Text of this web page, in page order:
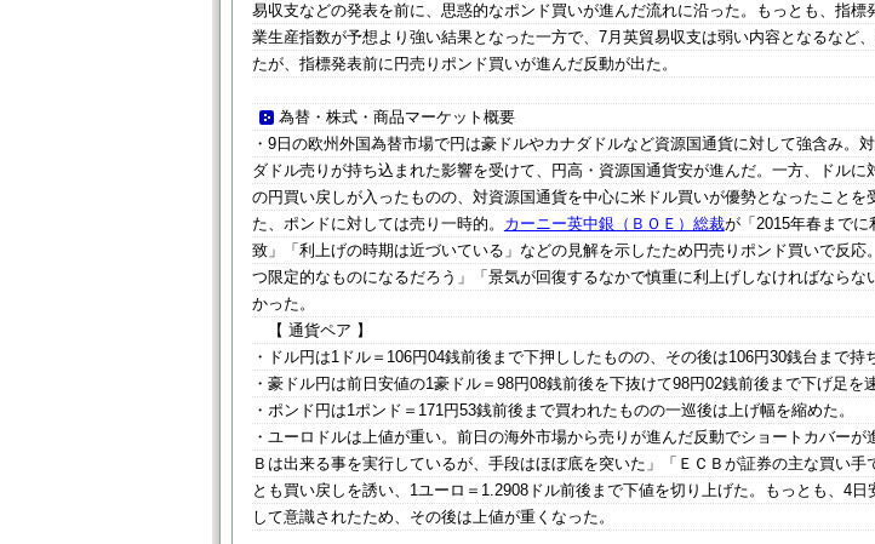
易収支などの発表を前に、思惑的なポンド買いが進んだ流れに沿った。もっとも、指標
業生産指数が予想より強い結果となった一方で、7月英貿易収支は弱い内容となるなど
たが、指標発表前に円売りポンド買いが進んだ反動が出た。
為替・株式・商品マーケット概要
・9日の欧州外国為替市場で円は豪ドルやカナダドルなど資源国通貨に対して強含み。
ダドル売りが持ち込まれた影響を受けて、円高・資源国通貨安が進んだ。一方、ドル
の円買い戻しが入ったものの、対資源国通貨を中心に米ドル買いが優勢となったことを
た、ポンドに対しては売り一時的。 カーニー英中銀（ＢＯＥ）総裁が「2015年春までに
致」「利上げの時期は近づいている」などの見解を示したため円売りポンド買いで反応
つ限定的なものになるだろう」「景気が回復するなかで慎重に利上げしなければならな
かった。
【 通貨ペア 】
・ドル円は1ドル＝106円04銭前後まで下押ししたものの、その後は106円30銭台まで持
・豪ドル円は前日安値の1豪ドル＝98円08銭前後を下抜けて98円02銭前後まで下げ足を
・ポンド円は1ポンド＝171円53銭前後まで買われたものの一巡後は上げ幅を縮めた。
・ユーロドルは上値が重い。前日の海外市場から売りが進んだ反動でショートカバーが
Ｂは出来る事を実行しているが、手段はほぼ底を突いた」「ＥＣＢが証券の主な買い手
とも買い戻しを誘い、1ユーロ＝1.2908ドル前後まで下値を切り上げた。もっとも、4日
して意識されたため、その後は上値が重くなった。